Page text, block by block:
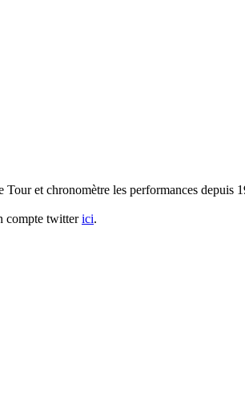
et chronomètre les performances depuis
compte twitterici.